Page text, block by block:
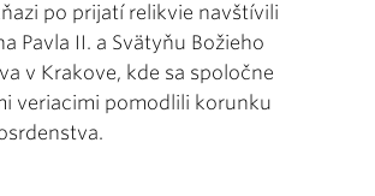
po prijatí relikvie navštívili
Pavla II. a Svätyňu Božieho
v Krakove, kde sa spoločne
veriacimi pomodlili korunku